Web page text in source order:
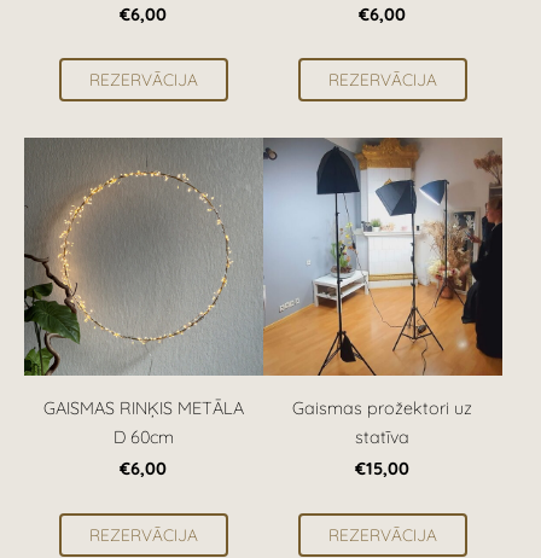
€6,00
REZERVĀCIJA
€6,00
REZERVĀCIJA
GAISMAS RINĶIS METĀLA
D 60cm
€6,00
REZERVĀCIJA
Gaismas prožektori uz
statīva
€15,00
REZERVĀCIJA